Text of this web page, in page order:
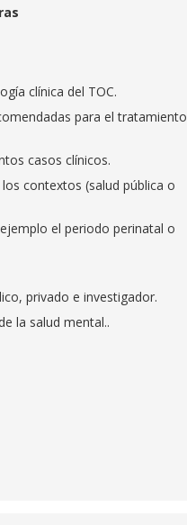
clínica del TOC.
para el tratamiento
casos clínicos.
contextos (salud pública o
el periodo perinatal o
privado e investigador.
la salud mental..